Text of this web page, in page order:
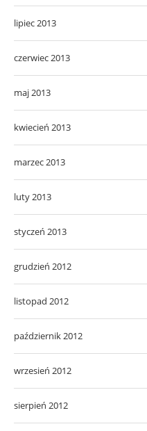
lipiec 2013
czerwiec 2013
maj 2013
kwiecień 2013
marzec 2013
luty 2013
styczeń 2013
grudzień 2012
listopad 2012
październik 2012
wrzesień 2012
sierpień 2012